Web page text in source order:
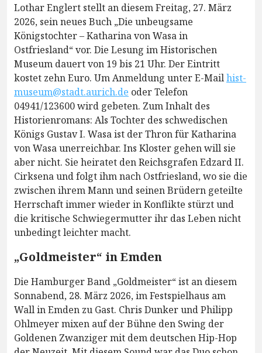
Lothar Englert stellt an diesem Freitag, 27. März
2026, sein neues Buch „Die unbeugsame
Königstochter – Katharina von Wasa in
Ostfriesland“ vor. Die Lesung im Historischen
Museum dauert von 19 bis 21 Uhr. Der Eintritt
kostet zehn Euro. Um Anmeldung unter E-Mailhist-
museum@stadt.aurich.de oder Telefon
04941/123600 wird gebeten. Zum Inhalt des
Historienromans: Als Tochter des schwedischen
Königs Gustav I. Wasa ist der Thron für Katharina
von Wasa unerreichbar. Ins Kloster gehen will sie
aber nicht. Sie heiratet den Reichsgrafen Edzard II.
Cirksena und folgt ihm nach Ostfriesland, wo sie die
zwischen ihrem Mann und seinen Brüdern geteilte
Herrschaft immer wieder in Konflikte stürzt und
die kritische Schwiegermutter ihr das Leben nicht
unbedingt leichter macht.
„Goldmeister“ in Emden
Die Hamburger Band „Goldmeister“ ist an diesem
Sonnabend, 28. März 2026, im Festspielhaus am
Wall in Emden zu Gast. Chris Dunker und Philipp
Ohlmeyer mixen auf der Bühne den Swing der
Goldenen Zwanziger mit dem deutschen Hip-Hop